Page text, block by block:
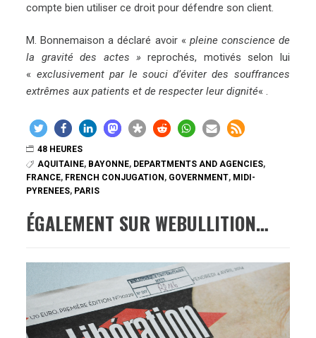
compte bien utiliser ce droit pour défendre son client.
M. Bonnemaison a déclaré avoir « pleine conscience de
la gravité des actes » reprochés, motivés selon lui
« exclusivement par le souci d’éviter des souffrances
extrêmes aux patients et de respecter leur dignité« .
48 HEURES
AQUITAINE, BAYONNE, DEPARTMENTS AND AGENCIES,
FRANCE, FRENCH CONJUGATION, GOVERNMENT, MIDI-
PYRENEES, PARIS
ÉGALEMENT SUR WEBULLITION…